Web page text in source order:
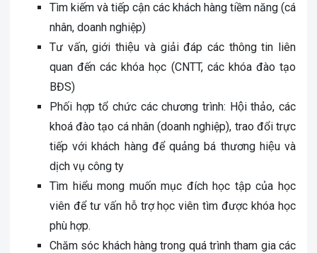
Tìm kiếm và tiếp cận các khách hàng tiềm năng (cá
nhân, doanh nghiệp)
Tư vấn, giới thiệu và giải đáp các thông tin liên
quan đến các khóa học (CNTT, các khóa đào tạo
BĐS)
Phối hợp tổ chức các chương trình: Hội thảo, các
khoá đào tạo cá nhân (doanh nghiệp), trao đổi trực
tiếp với khách hàng để quảng bá thương hiệu và
dịch vụ công ty
Tìm hiểu mong muốn mục đích học tập của học
viên để tư vấn hỗ trợ học viên tìm được khóa học
phù hợp.
Chăm sóc khách hàng trong quá trình tham gia các